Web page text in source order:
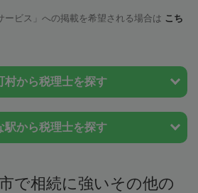
ービス」への掲載を希望される場合は こち
村から税理士を探す
駅から税理士を探す
で相続に強いその他の